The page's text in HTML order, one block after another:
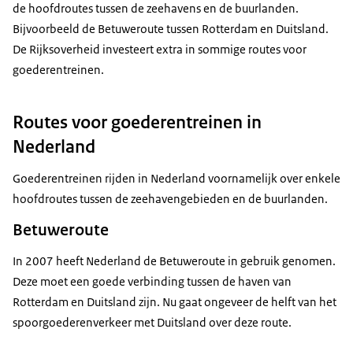
de hoofdroutes tussen de zeehavens en de buurlanden.
Bijvoorbeeld de Betuweroute tussen Rotterdam en Duitsland.
De Rijksoverheid investeert extra in sommige routes voor
goederentreinen.
Routes voor goederentreinen in
Nederland
Goederentreinen rijden in Nederland voornamelijk over enkele
hoofdroutes tussen de zeehavengebieden en de buurlanden.
Betuweroute
In 2007 heeft Nederland de Betuweroute in gebruik genomen.
Deze moet een goede verbinding tussen de haven van
Rotterdam en Duitsland zijn. Nu gaat ongeveer de helft van het
spoorgoederenverkeer met Duitsland over deze route.